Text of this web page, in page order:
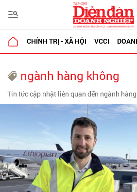
CHÍNH TRỊ - XÃ HỘI VCCI
ngành hàng không
Tin tức cập nhật liên quan đến ngành